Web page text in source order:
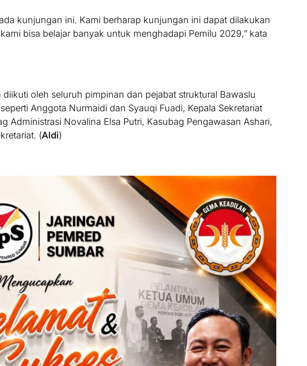
kunjungan ini. Kami berharap kunjungan ini dapat dilakukan
bisa belajar banyak untuk menghadapi Pemilu 2029,” kata
diikuti oleh seluruh pimpinan dan pejabat struktural Bawaslu
Anggota Nurmaidi dan Syauqi Fuadi, Kepala Sekretariat
Administrasi Novalina Elsa Putri, Kasubag Pengawasan Ashari,
(Aldi)